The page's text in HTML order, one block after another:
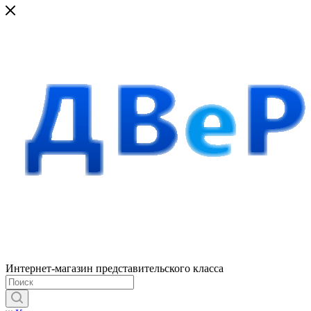
Интернет-магазин представительского класса